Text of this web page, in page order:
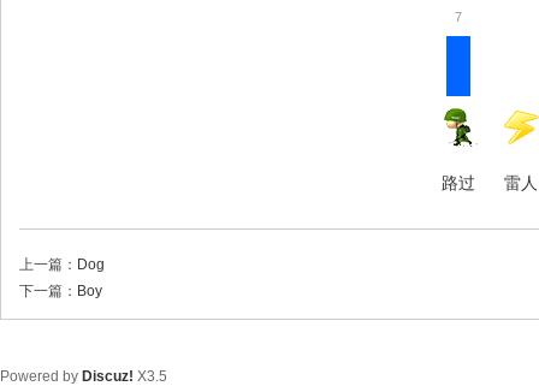
7
路过 雷人
上一篇： Dog
下一篇： Boy
Powered by Discuz! X3.5